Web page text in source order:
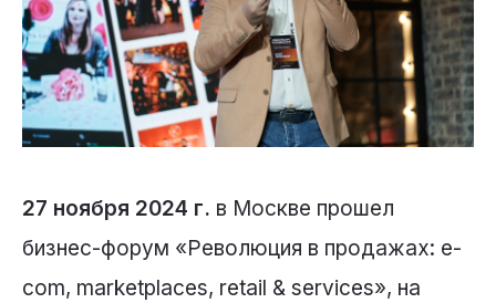
27 ноября 2024 г. в Москве прошел
бизнес-форум «Революция в продажах: e-
com, marketplaces, retail & services», на